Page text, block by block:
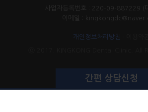
사업자등록번호 : 220-09-887229 (
이메일 :
개인정보처리방침
간편 상담신청